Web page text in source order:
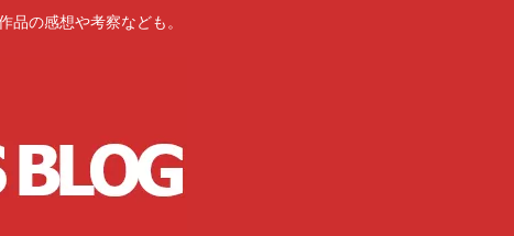
の感想や考察なども。